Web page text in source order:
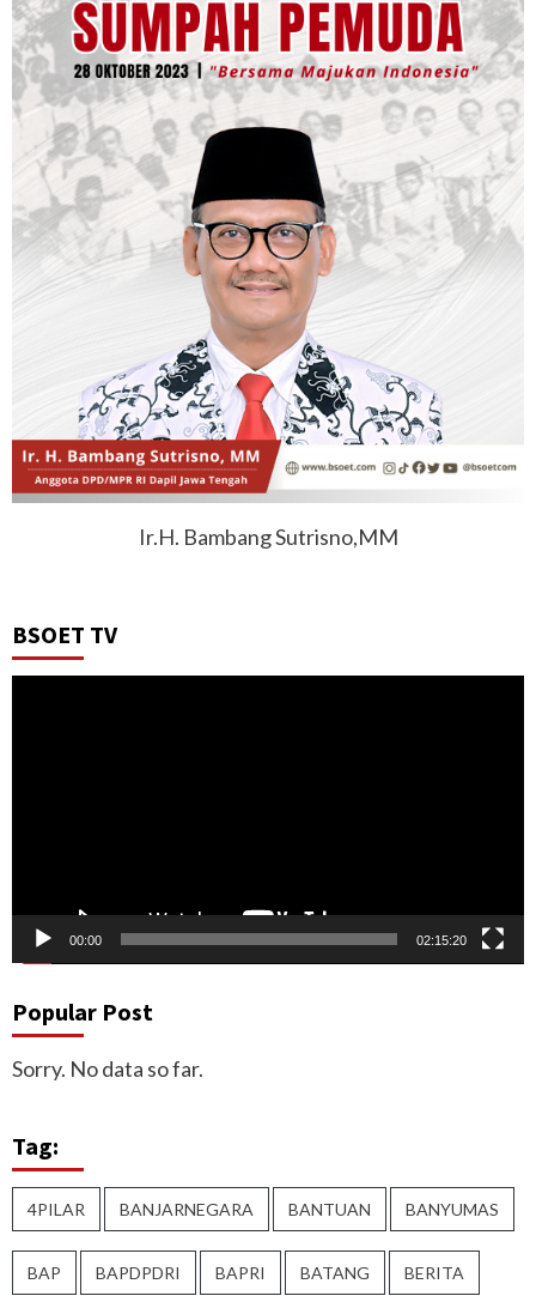
Ir.H. Bambang Sutrisno,MM
BSOET TV
00:00 02:15:20
Popular Post
Sorry. No data so far.
Tag:
4PILAR BANJARNEGARA BANTUAN BANYUMAS
BAP BAPDPDRI BAPRI BATANG BERITA